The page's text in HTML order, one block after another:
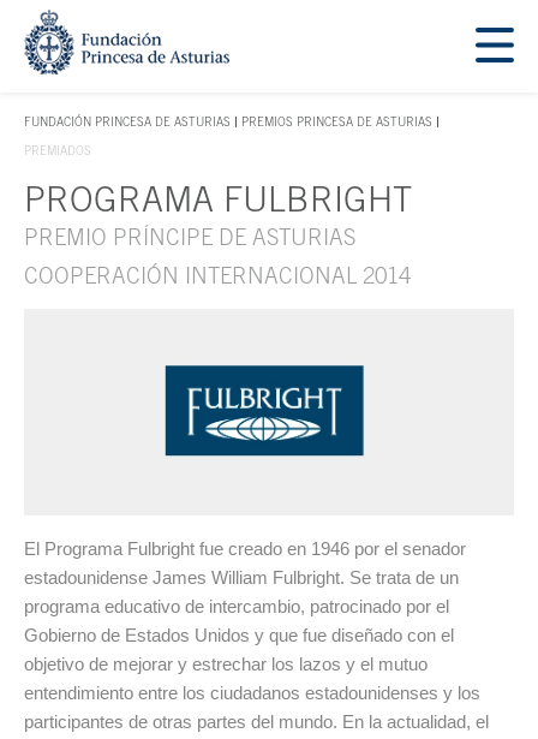
Saltar navegación. Ir directamente al contenido principal
FUNDACIÓN PRINCESA DE ASTURIAS
TECLA DE ACCESO 1
PREMIOS PRINCESA DE ASTURIAS
PREMIADOS
Contenido principal
PROGRAMA FULBRIGHT
PREMIO PRÍNCIPE DE ASTURIAS
COOPERACIÓN INTERNACIONAL 2014
El Programa Fulbright fue creado en 1946 por el senador
estadounidense James William Fulbright. Se trata de un
programa educativo de intercambio, patrocinado por el
Gobierno de Estados Unidos y que fue diseñado con el
objetivo de mejorar y estrechar los lazos y el mutuo
entendimiento entre los ciudadanos estadounidenses y los
participantes de otras partes del mundo. En la actualidad, el